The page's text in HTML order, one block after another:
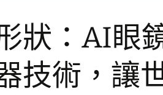
狀：AI眼
技術，讓